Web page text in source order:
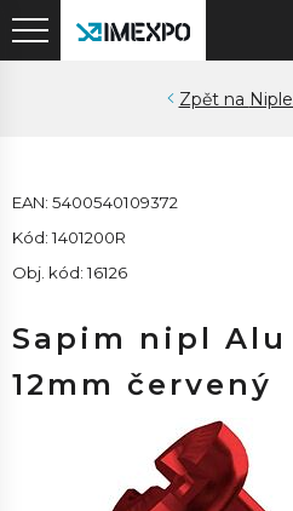
EAN: 5400540109372
Kód: 1401200R
Obj. kód: 16126
Sapim nipl Alu
12mm červený